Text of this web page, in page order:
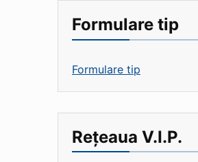
Formulare tip
Formulare tip
Rețeaua V.I.P.